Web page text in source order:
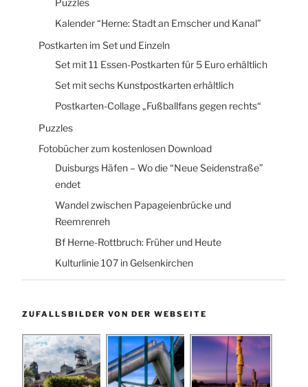
Kalender “Herne: Stadt an Emscher und Kanal”
Postkarten im Set und Einzeln
Set mit 11 Essen-Postkarten für 5 Euro erhältlich
Set mit sechs Kunstpostkarten erhältlich
Postkarten-Collage „Fußballfans gegen rechts“
Puzzles
Fotobücher zum kostenlosen Download
Duisburgs Häfen – Wo die “Neue Seidenstraße”
endet
Wandel zwischen Papageienbrücke und
Reemrenreh
Bf Herne-Rottbruch: Früher und Heute
Kulturlinie 107 in Gelsenkirchen
ZUFALLSBILDER VON DER WEBSEITE